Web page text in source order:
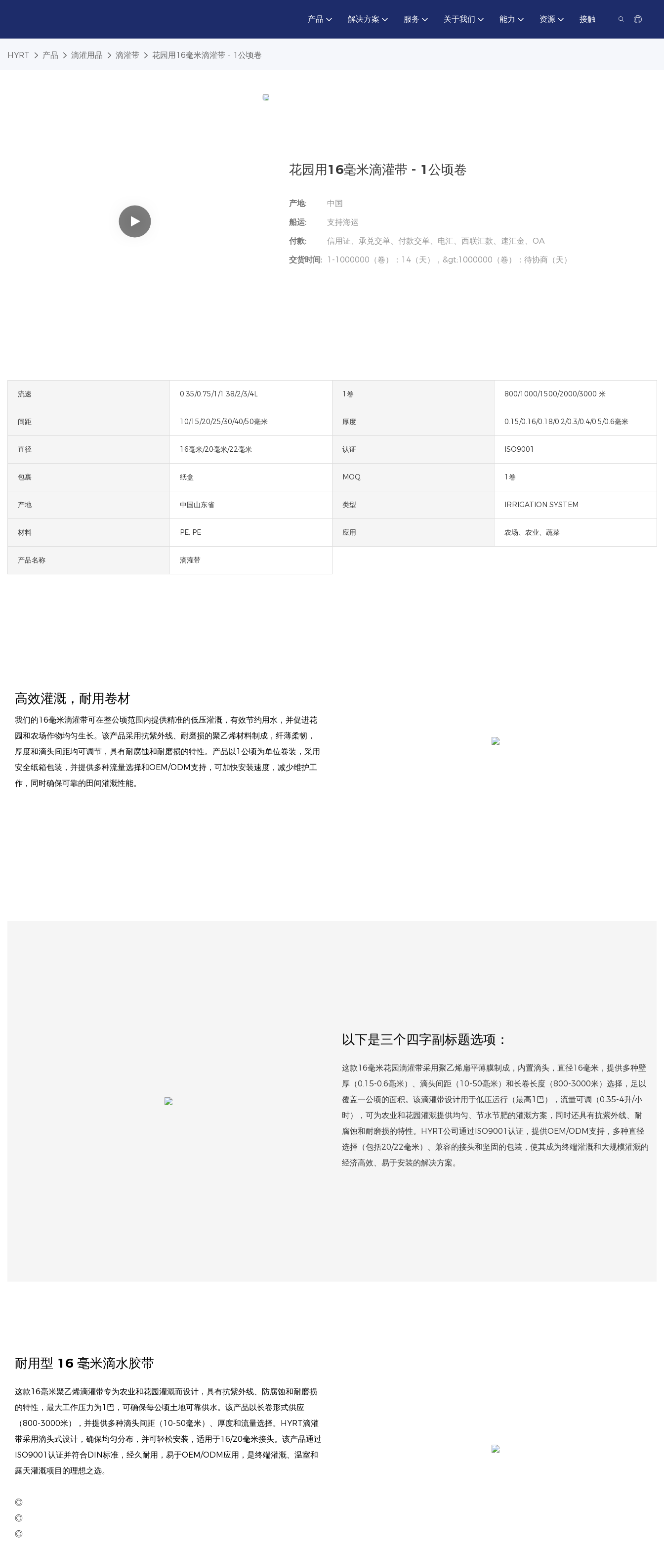
产品 解决方案 服务 关于我们 能力 资源 接触
HYRT 产品 滴灌用品 滴灌带 花园用16毫米滴灌带 - 1公顷卷
花园用16毫米滴灌带 - 1公顷卷
产地:
中国
船运:
支持海运
付款:
信用证、承兑交单、付款交单、电汇、西联汇款、速汇金、OA
交货时间:
1-1000000（卷）：14（天），&gt;1000000（卷）：待协商（天）
流速 0.35/0.75/1/1.38/2/3/4L 1卷 800/1000/1500/2000/3000 米
间距 10/15/20/25/30/40/50毫米 厚度 0.15/0.16/0.18/0.2/0.3/0.4/0.5/0.6毫米
直径 16毫米/20毫米/22毫米 认证 ISO9001
包裹 纸盒 MOQ 1卷
产地 中国山东省 类型 IRRIGATION SYSTEM
材料 PE, PE 应用 农场、农业、蔬菜
产品名称 滴灌带
高效灌溉，耐用卷材
我们的16毫米滴灌带可在整公顷范围内提供精准的低压灌溉，有效节约用水，并促进花
园和农场作物均匀生长。该产品采用抗紫外线、耐磨损的聚乙烯材料制成，纤薄柔韧，
厚度和滴头间距均可调节，具有耐腐蚀和耐磨损的特性。产品以1公顷为单位卷装，采用
安全纸箱包装，并提供多种流量选择和OEM/ODM支持，可加快安装速度，减少维护工
作，同时确保可靠的田间灌溉性能。
以下是三个四字副标题选项：
这款16毫米花园滴灌带采用聚乙烯扁平薄膜制成，内置滴头，直径16毫米，提供多种壁
厚（0.15-0.6毫米）、滴头间距（10-50毫米）和长卷长度（800-3000米）选择，足以
覆盖一公顷的面积。该滴灌带设计用于低压运行（最高1巴），流量可调（0.35-4升/小
时），可为农业和花园灌溉提供均匀、节水节肥的灌溉方案，同时还具有抗紫外线、耐
腐蚀和耐磨损的特性。HYRT公司通过ISO9001认证，提供OEM/ODM支持，多种直径
选择（包括20/22毫米）、兼容的接头和坚固的包装，使其成为终端灌溉和大规模灌溉的
经济高效、易于安装的解决方案。
耐用型 16 毫米滴水胶带
这款16毫米聚乙烯滴灌带专为农业和花园灌溉而设计，具有抗紫外线、防腐蚀和耐磨损
的特性，最大工作压力为1巴，可确保每公顷土地可靠供水。该产品以长卷形式供应
（800-3000米），并提供多种滴头间距（10-50毫米）、厚度和流量选择。HYRT滴灌
带采用滴头式设计，确保均匀分布，并可轻松安装，适用于16/20毫米接头。该产品通过
ISO9001认证并符合DIN标准，经久耐用，易于OEM/ODM应用，是终端灌溉、温室和
露天灌溉项目的理想之选。
◎
◎
◎